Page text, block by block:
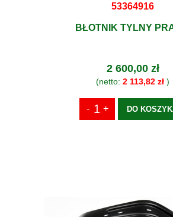
53364916
BŁOTNIK TYLNY
2 600,00 zł
(netto: 2 113,82 zł )
DO